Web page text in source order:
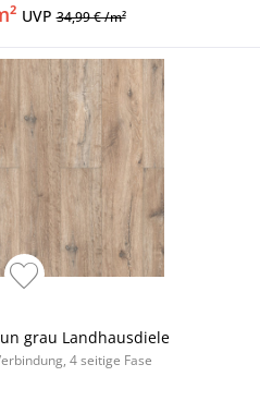
UVP34,99 € /m²
grau Landhausdiele
4 seitige Fase